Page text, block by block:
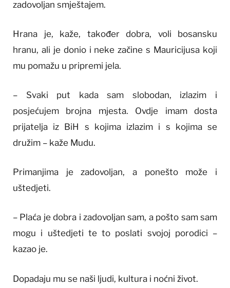
zadovoljan smještajem.
Hrana je, kaže, također dobra, voli bosansku
hranu, ali je donio i neke začine s Mauricijusa koji
mu pomažu u pripremi jela.
– Svaki put kada sam slobodan, izlazim i
posjećujem brojna mjesta. Ovdje imam dosta
prijatelja iz BiH s kojima izlazim i s kojima se
družim – kaže Mudu.
Primanjima je zadovoljan, a ponešto može i
uštedjeti.
– Plaća je dobra i zadovoljan sam, a pošto sam sam
mogu i uštedjeti te to poslati svojoj porodici –
kazao je.
Dopadaju mu se naši ljudi, kultura i noćni život.